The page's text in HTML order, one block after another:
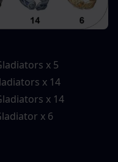
x 5
x 14
x 14
x 6